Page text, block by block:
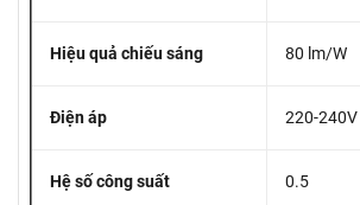
Hiệu quả chiếu sáng 80 lm/W
Điện áp 220-240V
Hệ số công suất 0.5